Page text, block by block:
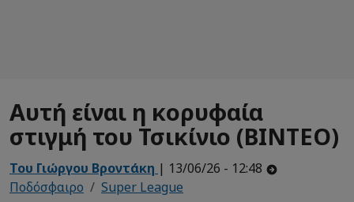
Αυτή είναι η κορυφαία
στιγμή του Τσικίνιο (ΒΙΝΤΕΟ)
Του Γιώργου Βροντάκη | 13/06/26 - 12:48
Ποδόσφαιρο
Super League